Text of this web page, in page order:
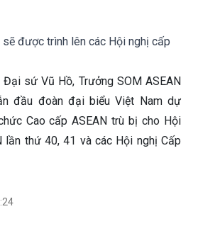
sẽ được trình lên các Hội nghị cấp
sứ Vũ Hồ, Trưởng SOM ASEAN
đầu đoàn đại biểu Việt Nam dự
Cao cấp ASEAN trù bị cho Hội
lần thứ 40, 41 và các Hội nghị Cấp